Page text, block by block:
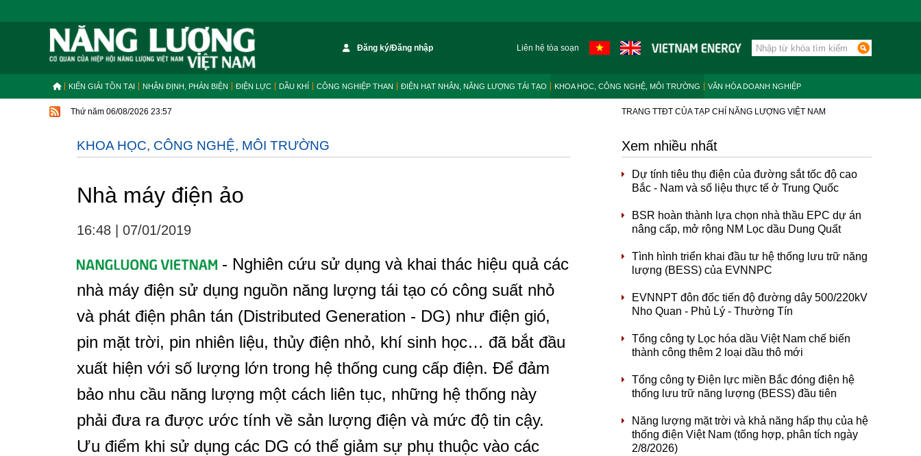
Đăng ký/Đăng nhập Liên hệ tòa soạn
KIẾN GIẢI TỒN TẠI NHẬN ĐỊNH, PHẢN BIỆN ĐIỆN LỰC DẦU KHÍ CÔNG NGHIỆP THAN ĐIỆN HẠT NHÂN, NĂNG LƯỢNG TÁI TẠO KHOA HỌC, CÔNG NGHỆ, MÔI TRƯỜNG VĂN HÓA DOANH NGHIỆP
Thứ năm 06/08/2026 23:57 TRANG TTĐT CỦA TẠP CHÍ NĂNG LƯỢNG VIỆT NAM
KHOA HỌC, CÔNG NGHỆ, MÔI TRƯỜNG
Nhà máy điện ảo
16:48 07/01/2019
- Nghiên cứu sử dụng và khai thác hiệu quả các
nhà máy điện sử dụng nguồn năng lượng tái tạo có công suất nhỏ
và phát điện phân tán (Distributed Generation - DG) như điện gió,
pin mặt trời, pin nhiên liệu, thủy điện nhỏ, khí sinh học… đã bắt đầu
xuất hiện với số lượng lớn trong hệ thống cung cấp điện. Để đảm
bảo nhu cầu năng lượng một cách liên tục, những hệ thống này
phải đưa ra được ước tính về sản lượng điện và mức độ tin cậy.
Ưu điểm khi sử dụng các DG có thể giảm sự phụ thuộc vào các
Xem nhiều nhất
Dự tính tiêu thụ điện của đường sắt tốc độ cao
Bắc - Nam và số liệu thực tế ở Trung Quốc
BSR hoàn thành lựa chọn nhà thầu EPC dự án
nâng cấp, mở rộng NM Lọc dầu Dung Quất
Tình hình triển khai đầu tư hệ thống lưu trữ năng
lượng (BESS) của EVNNPC
EVNNPT đôn đốc tiến độ đường dây 500/220kV
Nho Quan - Phủ Lý - Thường Tín
Tổng công ty Lọc hóa dầu Việt Nam chế biến
thành công thêm 2 loại dầu thô mới
Tổng công ty Điện lực miền Bắc đóng điện hệ
thống lưu trữ năng lượng (BESS) đầu tiên
Năng lượng mặt trời và khả năng hấp thụ của hệ
thống điện Việt Nam (tổng hợp, phân tích ngày
2/8/2026)